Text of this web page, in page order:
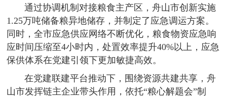
通过协调机制对接粮食主产区，舟山市创新实施
1.25万吨储备粮异地储存，并制定了应急调运方案。
同时，全市应急供应网络不断优化，粮食物资应急响
应时间压缩至4小时内，处置效率提升40%以上，应急
保供体系在党建引领下更加敏捷高效。
在党建联建平台推动下，围绕资源共建共享，舟
山市发挥链主企业带头作用，依托“粮心解题会”制